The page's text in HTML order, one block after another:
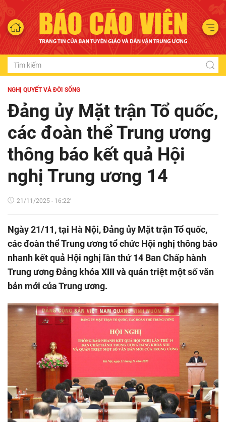
NGHỊ QUYẾT VÀ ĐỜI SỐNG
Đảng ủy Mặt trận Tổ quốc,
các đoàn thể Trung ương
thông báo kết quả Hội
nghị Trung ương 14
21/11/2025 - 16:22'
Ngày 21/11, tại Hà Nội, Đảng ủy Mặt trận Tổ quốc,
các đoàn thể Trung ương tổ chức Hội nghị thông báo
nhanh kết quả Hội nghị lần thứ 14 Ban Chấp hành
Trung ương Đảng khóa XIII và quán triệt một số văn
bản mới của Trung ương.